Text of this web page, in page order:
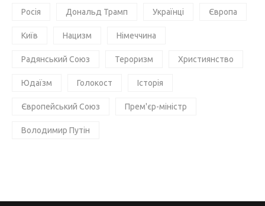
Росія Дональд Трамп Українці Європа
Київ Нацизм Німеччина
Радянський Союз Тероризм Християнство
Юдаїзм Голокост Історія
Європейський Союз Прем'єр-міністр
Володимир Путін